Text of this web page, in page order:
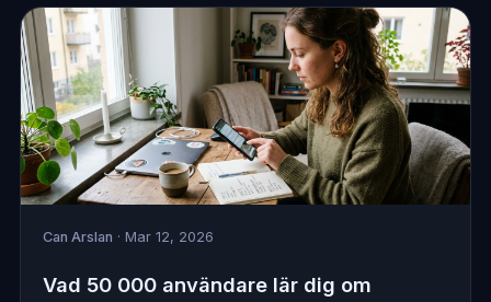
Can Arslan · Mar 12, 2026
Vad 50 000 användare lär dig om